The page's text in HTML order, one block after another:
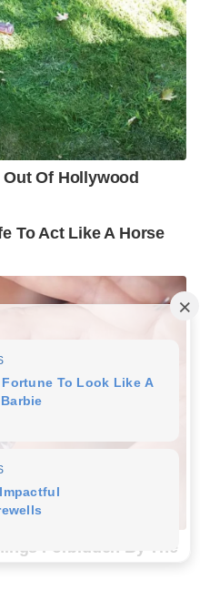
Out Of Hollywood
To Act Like A Horse
Forbidden By The